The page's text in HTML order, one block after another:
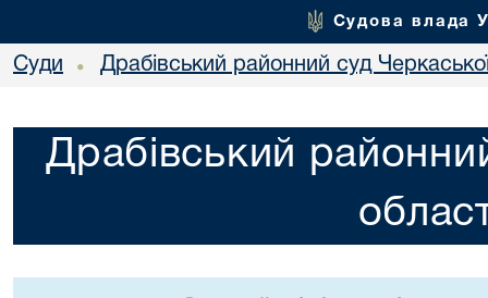
Судова влада
Суди • Драбівський районний суд
Драбівський